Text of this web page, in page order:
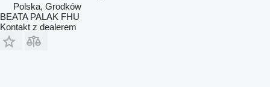
Polska, Grodków
BEATA PALAK FHU
Kontakt z dealerem